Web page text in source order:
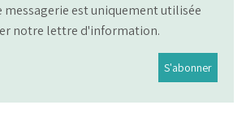
messagerie est uniquement utilisée
notre lettre d'information.